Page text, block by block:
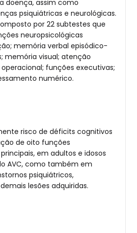
doença, assim como
psiquiátricas e neurológicas.
por 22 subtestes que
neuropsicológicas
memória verbal episódico-
memória visual; atenção
funções executivas;
numérico.
risco de déficits cognitivos
de oito funções
em adultos e idosos
AVC, como também em
psiquiátricos,
lesões adquiridas.